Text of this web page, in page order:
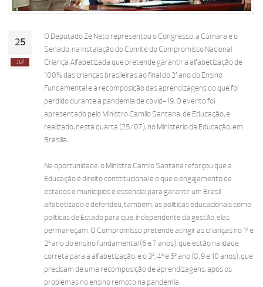
25
Jul
O Deputado Zé Neto representou o Congresso, a Câmara e o
Senado, na instalação do Comitê do Compromisso Nacional
Criança Alfabetizada que pretende garantir a alfabetização de
100% das crianças brasileiras ao final do 2° ano do Ensino
Fundamental e a recomposição das aprendizagens do que foi
perdido durante a pandemia de covid-19. O evento foi
apresentado pelo Ministro Camilo Santana, de Educação, e
realizado, nesta quarta (25/07), no Ministério da Educação, em
Brasília.
Na oportunidade, o Ministro Camilo Santana reforçou que a
Educação é direito constitucional e o que o engajamento de
estados e municípios é essencial para garantir um Brasil
alfabetizado e defendeu, também, as políticas educacionais como
políticas de Estado para que, independente da gestão, elas
permaneçam. O Compromisso pretende atingir as crianças no 1º e
2º ano do ensino fundamental (6 e 7 anos), que estão na idade
correta para a alfabetização, e o 3º, 4º e 5º ano (8, 9 e 10 anos), que
precisam de uma recomposição de aprendizagens, após os
problemas no ensino remoto na pandemia.